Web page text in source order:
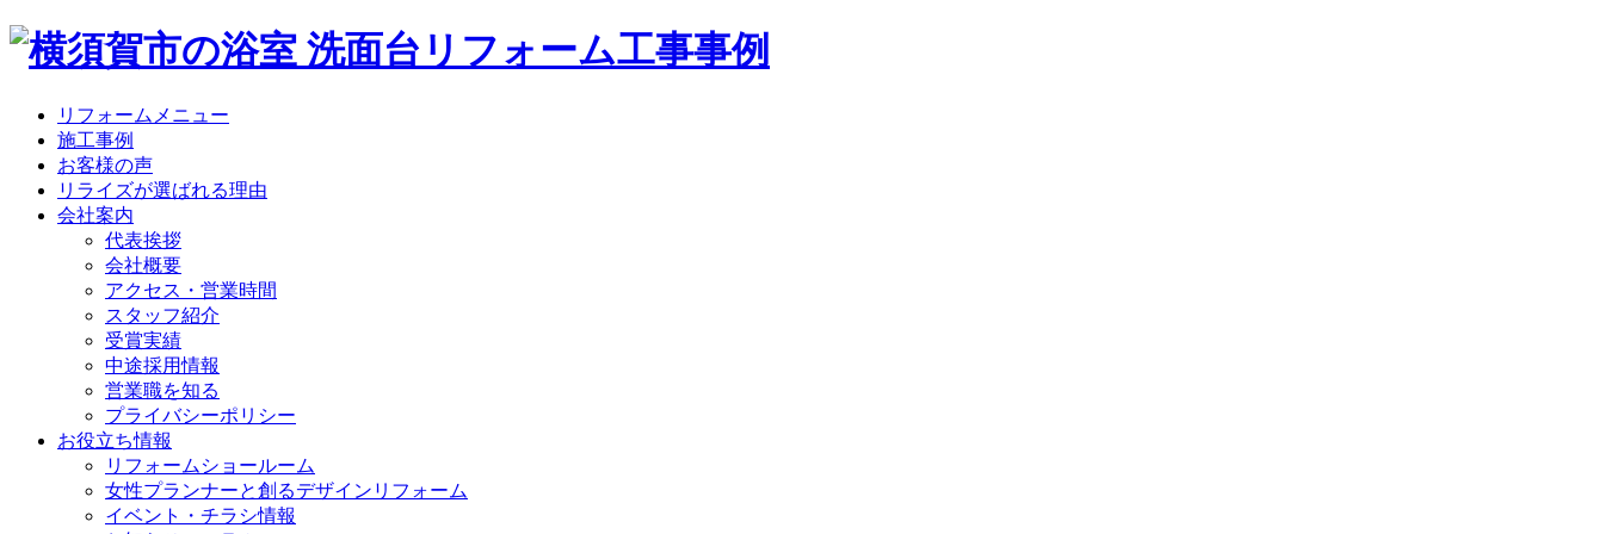
リフォームメニュー
施工事例
お客様の声
リライズが選ばれる理由
会社案内
代表挨拶
会社概要
アクセス・営業時間
スタッフ紹介
受賞実績
中途採用情報
営業職を知る
プライバシーポリシー
お役立ち情報
リフォームショールーム
女性プランナーと創るデザインリフォーム
イベント・チラシ情報